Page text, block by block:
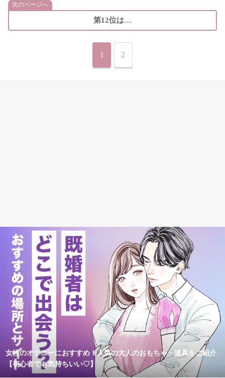
次のページへ
第12位は…
1 2
女性のオナニーにおすすめ！人気の大人のおもちゃ・道具をご紹介
【初心者でも気持ちいい♡】